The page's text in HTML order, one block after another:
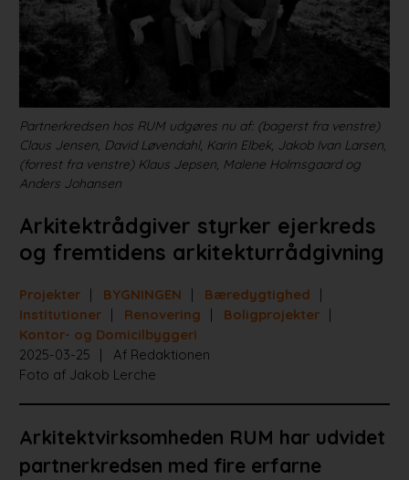
Partnere
Jobportal
Partnerkredsen hos RUM udgøres nu af: (bagerst fra venstre)
Claus Jensen, David Løvendahl, Karin Elbek, Jakob Ivan Larsen,
(forrest fra venstre) Klaus Jepsen, Malene Holmsgaard og
Anders Johansen
Arkitektrådgiver styrker ejerkreds
og fremtidens arkitekturrådgivning
Projekter BYGNINGEN
Bæredygtighed
Institutioner
Renovering
Boligprojekter
Kontor- og Domicilbyggeri
2025-03-25
Af Redaktionen
Foto af Jakob Lerche
Arkitektvirksomheden RUM har udvidet
partnerkredsen med fire erfarne